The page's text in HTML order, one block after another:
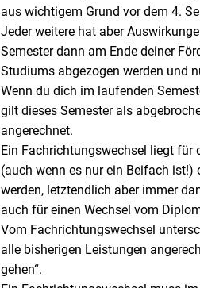
aus wichtigem Grund vor dem 4.
Jeder weitere hat aber
Semester dann am Ende deiner
Studiums abgezogen werden und
Wenn du dich im laufenden
gilt dieses Semester als
angerechnet.
Ein Fachrichtungswechsel liegt für
(auch wenn es nur ein Beifach
werden, letztendlich aber immer
auch für einen Wechsel vom
Vom Fachrichtungswechsel
alle bisherigen Leistungen
gehen“.